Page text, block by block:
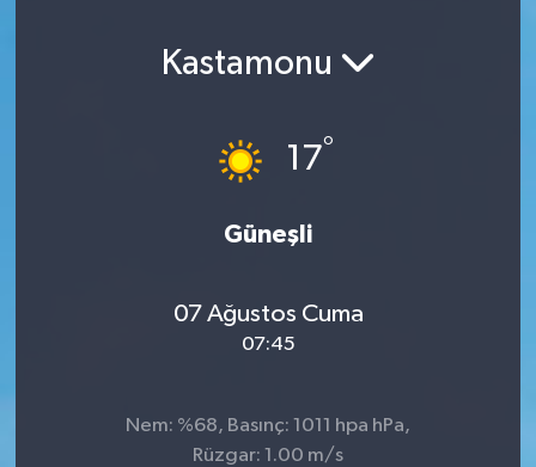
Kastamonu
17°
Güneşli
07 Ağustos Cuma
07:45
Nem: %68, Basınç: 1011 hpa hPa,
Rüzgar: 1.00 m/s